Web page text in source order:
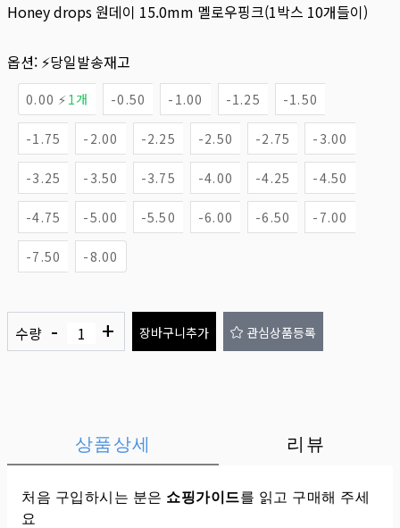
Honey drops 원데이 15.0mm 멜로우핑크(1박스 10개들이)
옵션: ⚡당일발송재고
0.00 ⚡ 1개 -0.50 -1.00 -1.25 -1.50
-1.75 -2.00 -2.25 -2.50 -2.75 -3.00
-3.25 -3.50 -3.75 -4.00 -4.25 -4.50
-4.75 -5.00 -5.50 -6.00 -6.50 -7.00
-7.50 -8.00
수량 - + 장바구니추가 관심상품등록
상품상세 리뷰
처음 구입하시는 분은 쇼핑가이드를 읽고 구매해 주세
요